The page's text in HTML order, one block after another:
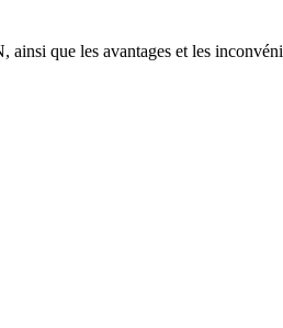
que les avantages et les